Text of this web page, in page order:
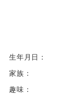
生年月日：
家族：
趣味：